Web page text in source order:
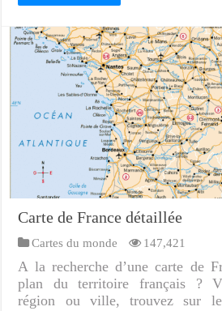
Carte de France détaillée
Cartes du monde 147,421
A la recherche d’une carte de
plan du territoire français ?
région ou ville, trouvez sur